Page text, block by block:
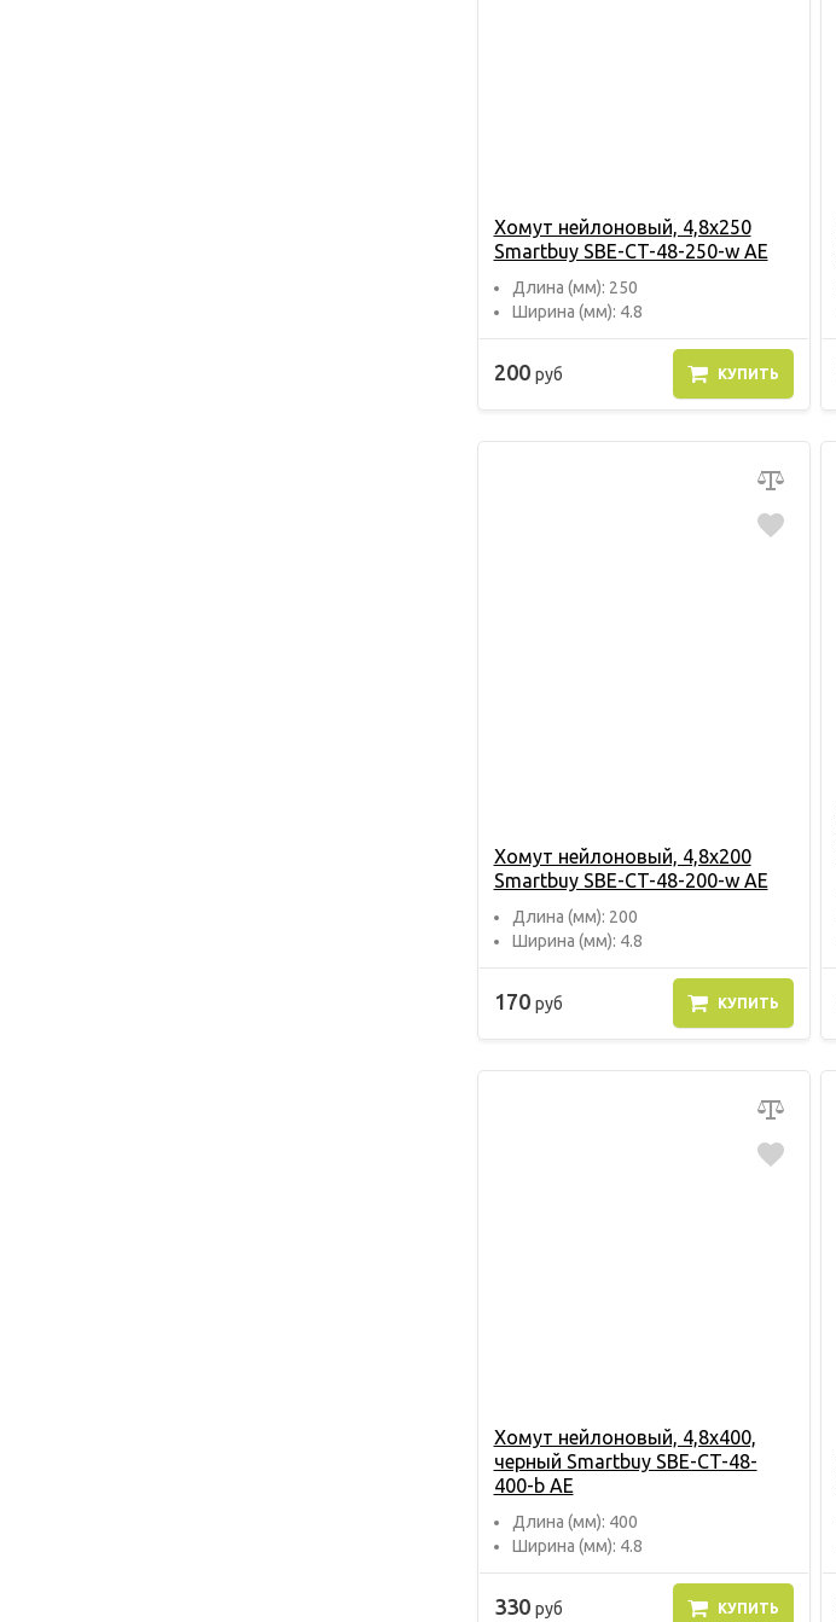
Хомут нейлоновый, 4,8х250
Smartbuy SBE-CT-48-250-w AE
Длина (мм): 250
Ширина (мм): 4.8
200 руб КУПИТЬ
Хомут нейлоновый, 4,8х200
Smartbuy SBE-CT-48-200-w AE
Длина (мм): 200
Ширина (мм): 4.8
170 руб КУПИТЬ
Хомут нейлоновый, 4,8х400,
черный Smartbuy SBE-CT-48-
400-b AE
Длина (мм): 400
Ширина (мм): 4.8
330 руб КУПИТЬ